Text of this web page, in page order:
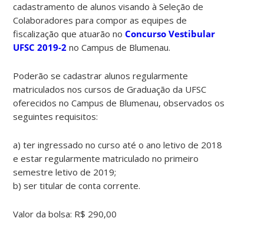
cadastramento de alunos visando à Seleção de
Colaboradores para compor as equipes de
fiscalização que atuarão noConcurso Vestibular
UFSC 2019-2 no Campus de Blumenau.
Poderão se cadastrar alunos regularmente
matriculados nos cursos de Graduação da UFSC
oferecidos no Campus de Blumenau, observados os
seguintes requisitos:
a) ter ingressado no curso até o ano letivo de 2018
e estar regularmente matriculado no primeiro
semestre letivo de 2019;
b) ser titular de conta corrente.
Valor da bolsa: R$ 290,00